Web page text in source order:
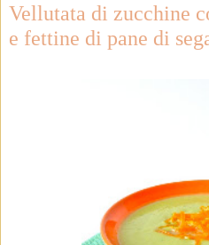
Vellutata di zucchine
e fettine di pane di